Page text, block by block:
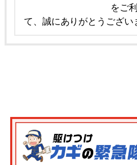
をご
て、誠にありがとうござい